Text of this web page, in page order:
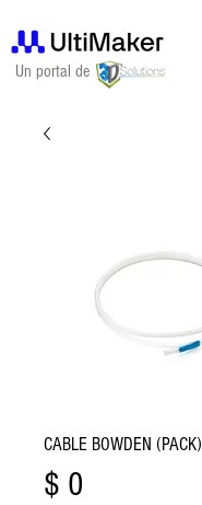
Un portal de
CABLE BOWDEN (PACK)
$ 0